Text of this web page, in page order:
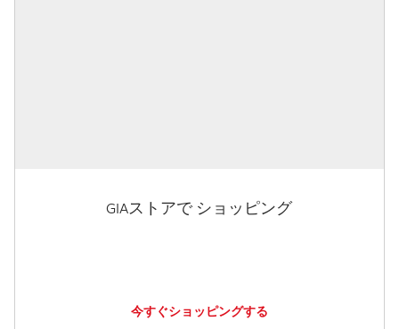
GIAストアで ショッピング
今すぐショッピングする